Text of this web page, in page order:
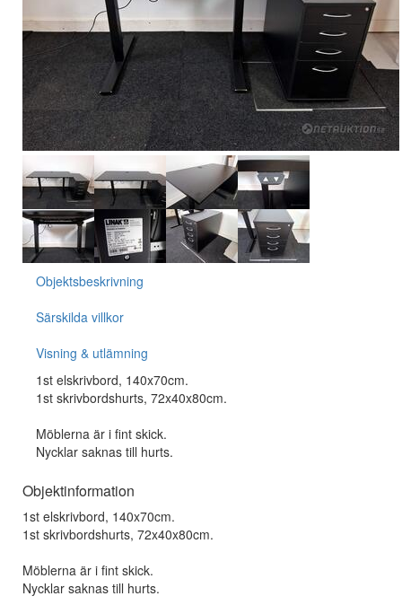
Objektsbeskrivning
Särskilda villkor
Visning & utlämning
1st elskrivbord, 140x70cm.
1st skrivbordshurts, 72x40x80cm.
Möblerna är i fint skick.
Nycklar saknas till hurts.
Objektinformation
1st elskrivbord, 140x70cm.
1st skrivbordshurts, 72x40x80cm.
Möblerna är i fint skick.
Nycklar saknas till hurts.